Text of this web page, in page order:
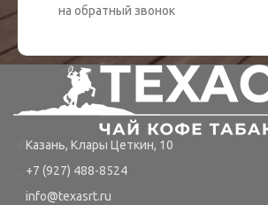
на обратный звонок
Казань, Клары Цеткин, 10
+7 (927) 488-8524
info@texasrt.ru